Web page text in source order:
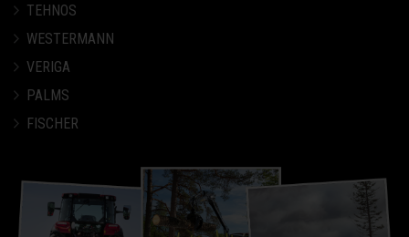
TEHNOS
WESTERMANN
VERIGA
PALMS
FISCHER